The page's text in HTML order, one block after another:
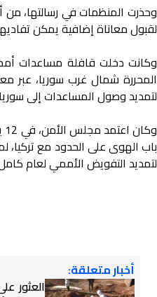
وحذرت المنظمات في رسالتها،
لقبول معاناة إضافية يمكن
المحررة شمال غرب سوريا، عبر
لتمديد وصول المساعدات إلى
لتمديد التفويض الأممي لعام
أخبار متعلقة:
العثور